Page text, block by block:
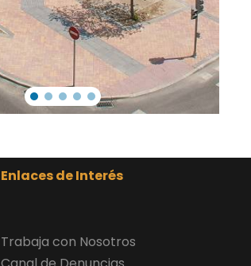
Enlaces de Interés
Trabaja con Nosotros